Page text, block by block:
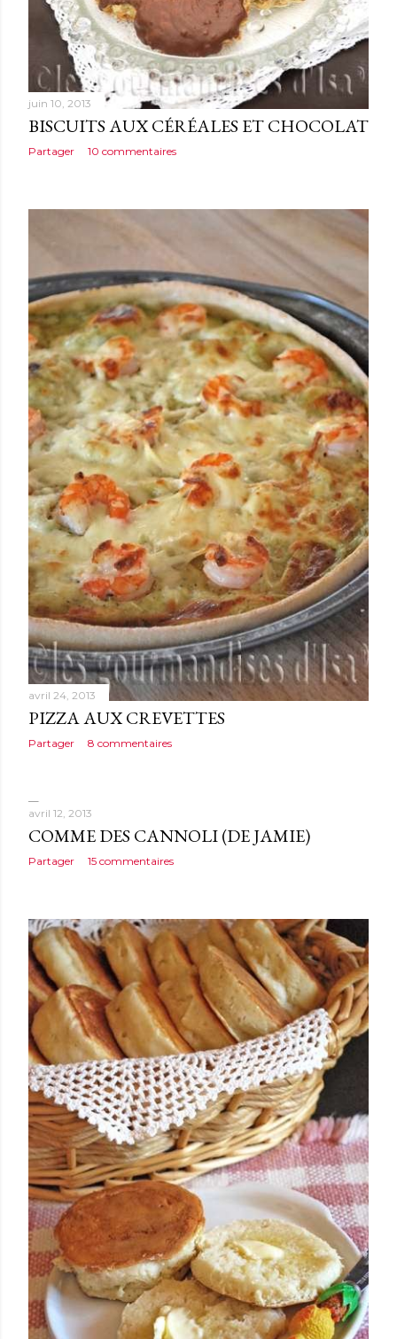
juin 10, 2013
BISCUITS AUX CÉRÉALES ET CHOCOLAT
Partager 10 commentaires
avril 24, 2013
PIZZA AUX CREVETTES
Partager 8 commentaires
avril 12, 2013
COMME DES CANNOLI (DE JAMIE)
Partager 15 commentaires